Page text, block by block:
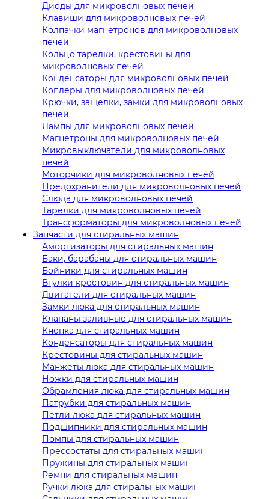
Диоды для микроволновых печей
Клавиши для микроволновых печей
Колпачки магнетронов для микроволновых
печей
Кольцо тарелки, крестовины для
микроволновых печей
Конденсаторы для микроволновых печей
Коплеры для микроволновых печей
Крючки, защелки, замки для микроволновых
печей
Лампы для микроволновых печей
Магнетроны для микроволновых печей
Микровыключатели для микроволновых
печей
Моторчики для микроволновых печей
Предохранители для микроволновых печей
Слюда для микроволновых печей
Тарелки для микроволновых печей
Трансформаторы для микроволновых печей
Запчасти для стиральных машин
Амортизаторы для стиральных машин
Баки, барабаны для стиральных машин
Бойники для стиральных машин
Втулки крестовин для стиральных машин
Двигатели для стиральных машин
Замки люка для стиральных машин
Клапаны заливные для стиральных машин
Кнопка для стиральных машин
Конденсаторы для стиральных машин
Крестовины для стиральных машин
Манжеты люка для стиральных машин
Ножки для стиральных машин
Обрамления люка для стиральных машин
Патрубки для стиральных машин
Петли люка для стиральных машин
Подшипники для стиральных машин
Помпы для стиральных машин
Прессостаты для стиральных машин
Пружины для стиральных машин
Ремни для стиральных машин
Ручки люка для стиральных машин